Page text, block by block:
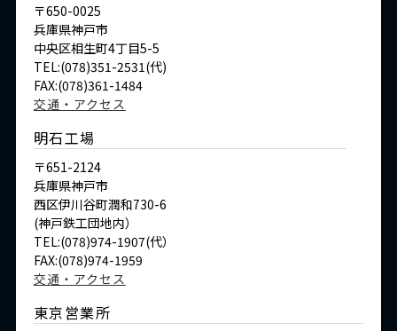
〒650-0025
兵庫県神戸市
中央区相生町4丁目5-5
TEL:(078)351-2531(代)
FAX:(078)361-1484
交通・アクセス
明石工場
〒651-2124
兵庫県神戸市
西区伊川谷町潤和730-6
(神戸鉄工団地内）
TEL:(078)974-1907(代）
FAX:(078)974-1959
交通・アクセス
東京営業所